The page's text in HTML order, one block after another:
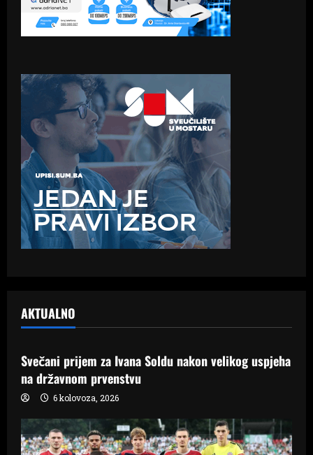
AKTUALNO
Samo Hercegovina
Svečani prijem za Ivana Soldu nakon velikog uspjeha
na državnom prvenstvu
6 kolovoza, 2026